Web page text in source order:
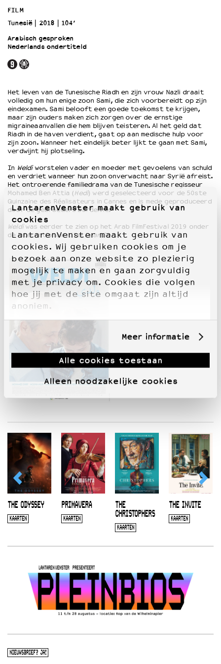
LantarenVenster maakt gebruik van
cookies
LantarenVenster maakt gebruik van
cookies. Wij gebruiken cookies om je
bezoek aan onze website zo plezierig
mogelijk te maken en gaan zorgvuldig
met je privacy om. Cookies die volgen
hoe jij met de site omgaat zijn altijd
anoniem.
Meer informatie
Alle cookies toestaan
Alleen noodzakelijke cookies
OVER LANTARENVENSTER
Wat we doen
Werken bij
Wie is wie
Partners
Huisregels
Privacyverklaring
Integriteits- en gedragscode
Duurzaamheid
Culturele boycot Israël
Ruimte voor artistieke vrijheid – VNPF
FILM
Tunesië
2018
104’
Arabisch gesproken
Nederlands ondertiteld
Het leven van de Tunesische Riadh en zijn vrouw Nazli draait
volledig om hun enige zoon Sami, die zich voorbereidt op zijn
eindexamen. Sami belooft een goede toekomst te krijgen,
maar zijn ouders maken zich zorgen over de ernstige
migraineaanvallen die hem blijven teisteren. Al het geld dat
Riadh in de haven verdient, gaat op aan medische hulp voor
zijn zoon. Wanneer het eindelijk beter lijkt te gaan met Sami,
verdwijnt hij plotseling.
In Weldiworstelen vader en moeder met gevoelens van schuld
en verdriet wanneer hun zoon onverwacht naar Syrië afreist.
Het ontroerende familiedrama van de Tunesische regisseur
Mohamed Ben Attia (Hedi) werd geselecteerd voor de 50ste
Quinzaine des Réalisateurs in Cannes en is mede geproduceerd
door de gebroeders Dardenne.
Weldiwas eerder te zien op het Arab FilmFestival 2019 onder
de internationale titelDear Son.
THE ODYSSEY
KAARTEN
PRIMAVERA
KAARTEN
THE
CHRISTOPHERS
KAARTEN
THE INVITE
KAARTEN
NIEUWSBRIEF? JA!